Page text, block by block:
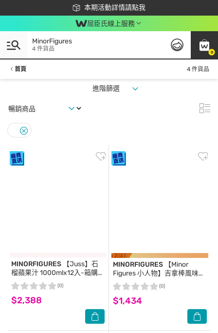
本期活動詳情請點我
下載app最高回饋$350
屈臣氏線上服務
0
MinorFigures
4 件貨品
首頁 4 件貨品
進階篩選
MINORFIGURES 【Juss】石
榴蘋果汁 1000mlx12入-箱購-
箱購
$2,388
(0)
MINORFIGURES 【Minor
Figures 小人物】吉拿棒風味燕
麥奶-咖啡師 1000mlx6入-箱
購-箱購
$1,434
(0)